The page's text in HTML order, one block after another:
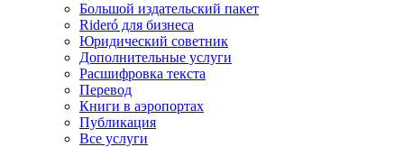
Большой издательский пакет
Rideró для бизнеса
Юридический советник
Дополнительные услуги
Расшифровка текста
Перевод
Книги в аэропортах
Публикация
Все услуги